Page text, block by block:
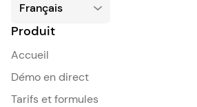
Produit
Accueil
Démo en direct
Tarifs et formules